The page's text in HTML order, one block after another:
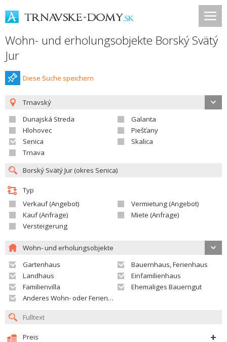
Wohn- und erholungsobjekte Borský Svätý
Jur
Diese Suche speichern
Trnavský
Dunajská Streda
Galanta
Hlohovec
Piešťany
Senica
Skalica
Trnava
Typ
Verkauf (Angebot)
Vermietung (Angebot)
Kauf (Anfrage)
Miete (Anfrage)
Versteigerung
Wohn- und erholungsobjekte
Gartenhaus
Bauernhaus, Ferienhaus
Landhaus
Einfamilienhaus
Familienvilla
Ehemaliges Bauerngut
Anderes Wohn- oder Ferienobjekt
Preis